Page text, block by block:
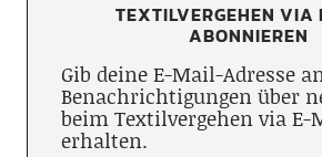
TEXTILVERGEHEN VIA
ABONNIEREN
Gib deine E-Mail-Adresse
Benachrichtigungen über
beim Textilvergehen via E-
erhalten.